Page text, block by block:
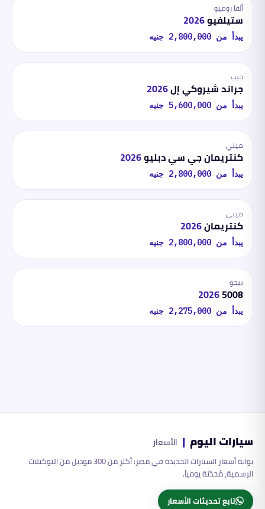
ألفا روميو
ستيلفيو2026
يبدأ من 2,800,000 جنيه
جيب
جراند شيروكي إل2026
يبدأ من 5,600,000 جنيه
ميني
كنتريمان جي سي دبليو2026
يبدأ من 2,800,000 جنيه
ميني
كنتريمان2026
يبدأ من 2,800,000 جنيه
بيجو
5008
2026
يبدأ من 2,275,000 جنيه
سيارات اليوم | الأسعار
بوابة أسعار السيارات الجديدة في مصر: أكثر من 300 موديل من التوكيلات
الرسمية، مُحدّثة يومياً.
تابع تحديثات الأسعار